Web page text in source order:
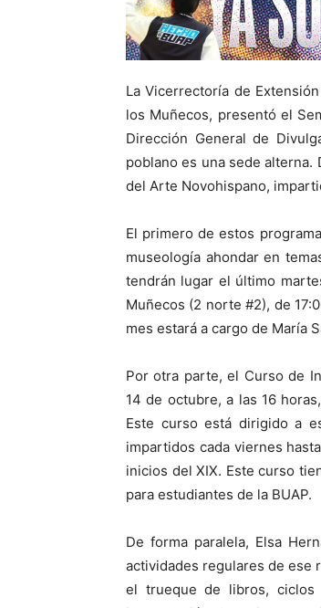
La Vicerrectoría de
los Muñecos, presentó el
Dirección General de
poblano es una sede
del Arte Novohispano,
El primero de estos
museología ahondar en
tendrán lugar el último
Muñecos (2 norte #2), de
mes estará a cargo de María
Por otra parte, el Curso de
14 de octubre, a las 16
Este curso está dirigido a
impartidos cada viernes
inicios del XIX. Este curso
para estudiantes de la BUAP.
De forma paralela, Elsa
actividades regulares de ese
el trueque de libros, ciclos